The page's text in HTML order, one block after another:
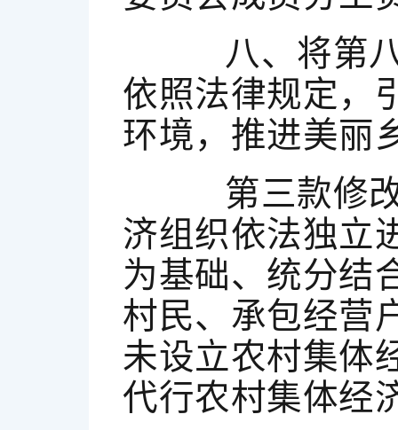
八、将第八
依照法律规定，
环境，推进美丽
第三款修改
济组织依法独立
为基础、统分结
村民、承包经营
未设立农村集体
代行农村集体经